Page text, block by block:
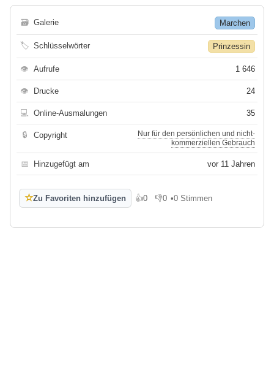
🗃 Galerie Marchen
🏷 Schlüsselwörter Prinzessin
👁 Aufrufe 1 646
👁 Drucke 24
💻 Online-Ausmalungen 35
🔒 Copyright
Nur für den persönlichen und nicht-
kommerziellen Gebrauch
📅 Hinzugefügt am vor 11 Jahren
☆Zu Favoriten hinzufügen 👍0
Gefällt mir
👎0
Gefällt mir nicht
•0 Stimmen